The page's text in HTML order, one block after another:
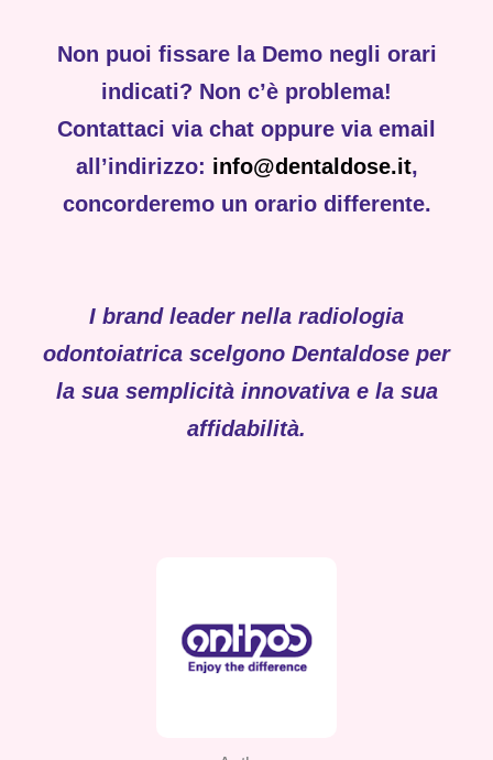
Non puoi fissare la Demo negli orari
indicati? Non c’è problema!
Contattaci via chat oppure via email
all’indirizzo: info@dentaldose.it,
concorderemo un orario differente.
I brand leader nella radiologia
odontoiatrica scelgono Dentaldose per
la sua semplicità innovativa e la sua
affidabilità.